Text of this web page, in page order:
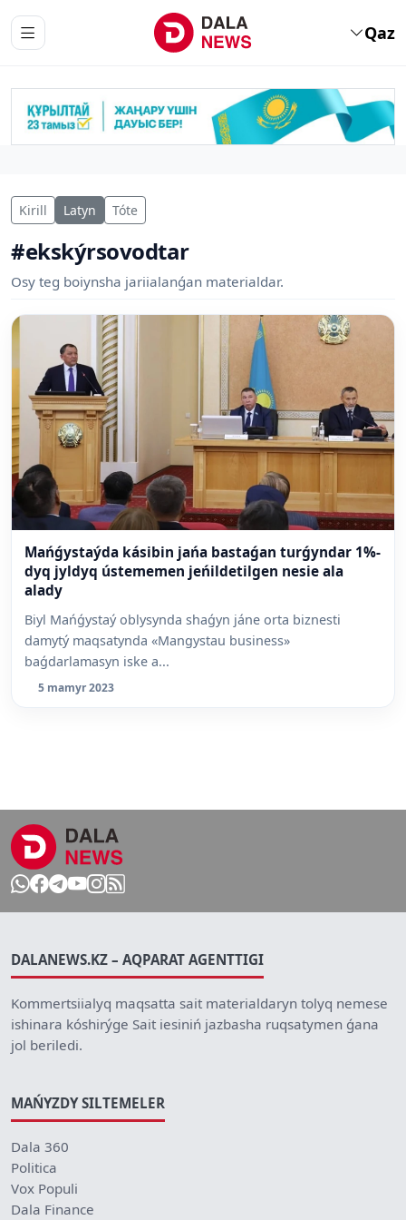
Qaz
Kirill Latyn Tóte
#ekskýrsovodtar
Osy teg boiynsha jariialanǵan materialdar.
Mańǵystaýda kásibin jańa bastaǵan turǵyndar 1%-
dyq jyldyq ústememen jeńildetilgen nesie ala
alady
Biyl Mańǵystaý oblysynda shaǵyn jáne orta biznesti
damytý maqsatynda «Mangystau business»
baǵdarlamasyn iske a...
5 mamyr 2023
DALANEWS.KZ – AQPARAT AGENTTIGI
Kommertsiialyq maqsatta sait materialdaryn tolyq nemese
ishinara kóshirýge Sait iesiniń jazbasha ruqsatymen ǵana
jol beriledi.
MAŃYZDY SILTEMELER
Dala 360
Politica
Vox Populi
Dala Finance